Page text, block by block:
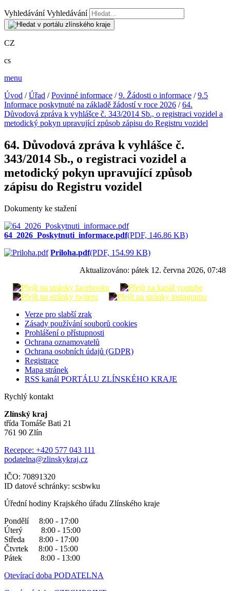
Vyhledávání Vyhledávání
CZ
cs
menu
Úvod /Úřad /Povinné informace /9. Žádosti o informace /9.5
Informace poskytnuté na základě žádostí v roce 2026 /64.
Důvodová zpráva k vyhlášce č. 343/2014 Sb., o registraci vozidel a
metodický pokyn upravující způsob zápisu do Registru vozidel
64. Důvodová zpráva k vyhlášce č.
343/2014 Sb., o registraci vozidel a
metodický pokyn upravující způsob
zápisu do Registru vozidel
Dokumenty ke stažení
64_2026_Poskytnuti_informace.pdf(PDF, 146.86 KB)
Priloha.pdf(PDF, 154.99 KB)
Aktualizováno: pátek 12. června 2026, 07:48
Verze pro slabší zrak
Zásady používání souborů cookies
Prohlášení o přístupnosti
Ochrana oznamovatelů
Ochrana osobních údajů (GDPR)
Registrace
Mapa stránek
RSS kanál PORTÁLU ZLÍNSKÉHO KRAJE
Rychlý kontakt
Zlínský kraj
třída Tomáše Bati 21
761 90 Zlín
Recepce: +420 577 043 111
podatelna@zlinskykraj.cz
IČO: 70891320
ID datové schránky: scsbwku
Úřední hodiny Krajského úřadu Zlínského kraje
Pondělí 8:00 - 17:00
Úterý 8:00 - 15:00
Středa 8:00 - 17:00
Čtvrtek 8:00 - 15:00
Pátek 8:00 - 13:00
Otevírací doba PODATELNA